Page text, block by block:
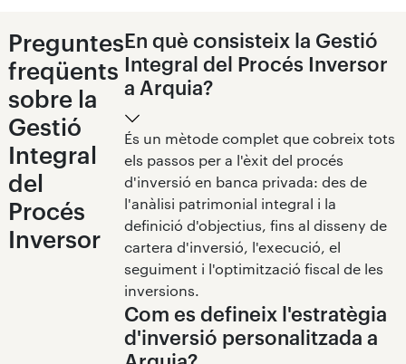
Preguntes
freqüents
sobre la
Gestió
Integral
del
Procés
Inversor
En què consisteix la Gestió
Integral del Procés Inversor
a Arquia?
És un mètode complet que cobreix tots
els passos per a l'èxit del procés
d'inversió en banca privada: des de
l'anàlisi patrimonial integral i la
definició d'objectius, fins al disseny de
cartera d'inversió, l'execució, el
seguiment i l'optimització fiscal de les
inversions.
Com es defineix l'estratègia
d'inversió personalitzada a